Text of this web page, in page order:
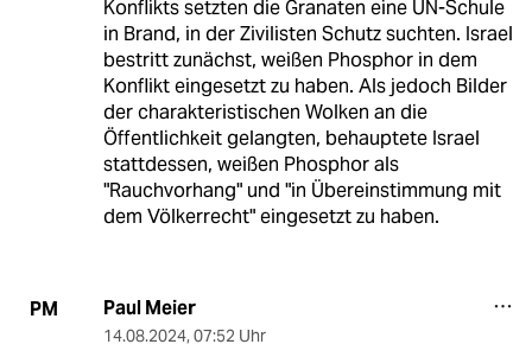
Konflikts setzten die Granaten eine UN-Schule
in Brand, in der Zivilisten Schutz suchten. Israel
bestritt zunächst, weißen Phosphor in dem
Konflikt eingesetzt zu haben. Als jedoch Bilder
der charakteristischen Wolken an die
Öffentlichkeit gelangten, behauptete Israel
stattdessen, weißen Phosphor als
"Rauchvorhang" und "in Übereinstimmung mit
dem Völkerrecht" eingesetzt zu haben.
PM Paul Meier
14.08.2024, 07:52 Uhr